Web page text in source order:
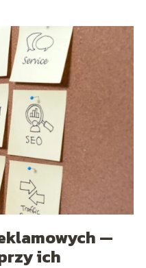
—
ich